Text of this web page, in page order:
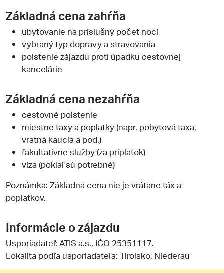
Základná cena zahŕňa
ubytovanie na príslušný počet nocí
vybraný typ dopravy a stravovania
poistenie zájazdu proti úpadku cestovnej
kancelárie
Základná cena nezahŕňa
cestovné poistenie
miestne taxy a poplatky (napr. pobytová taxa,
vratná kaucia a pod.)
fakultatívne služby (za príplatok)
víza (pokiaľ sú potrebné)
Poznámka: Základná cena nie je vrátane táx a
poplatkov.
Informácie o zájazdu
Usporiadateľ: ATIS a.s., IČO 25351117.
Lokalita podľa usporiadateľa: Tirolsko, Niederau